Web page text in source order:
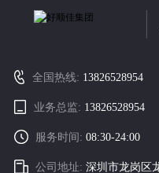
全国热线: 13826528954
业务总监: 13826528954
服务时间:08:30-24:00
公司地址:深圳市龙岗区